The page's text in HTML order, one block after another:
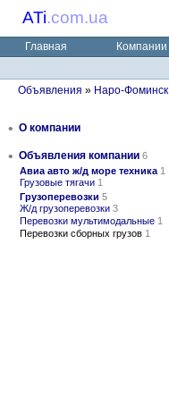
ATi.com.ua
Главная Компании
Объявления » Наро-Фоминск
• О компании
• Объявления компании 6
Авиа авто ж/д море техника 1
Грузовые тягачи 1
Грузоперевозки 5
Ж/д грузоперевозки 3
Перевозки мультимодальные 1
Перевозки сборных грузов 1